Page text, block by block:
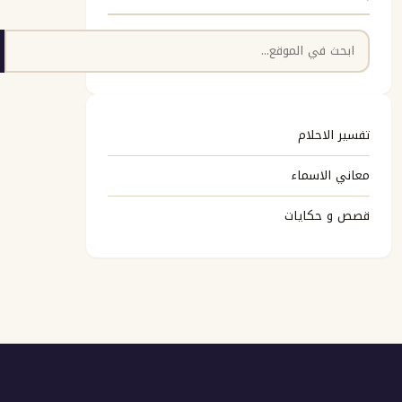
البحث
تفسير الاحلام
معاني الاسماء
قصص و حكايات